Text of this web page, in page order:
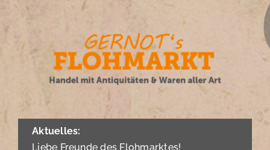
Inhalt
springen
Aktuelles:
Liebe Freunde des Flohmarktes!